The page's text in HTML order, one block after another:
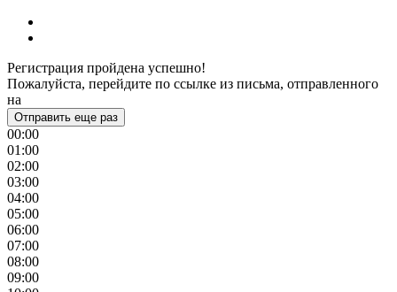
Регистрация пройдена успешно!
Пожалуйста, перейдите по ссылке из письма, отправленного
на
Отправить еще раз
00:00
01:00
02:00
03:00
04:00
05:00
06:00
07:00
08:00
09:00